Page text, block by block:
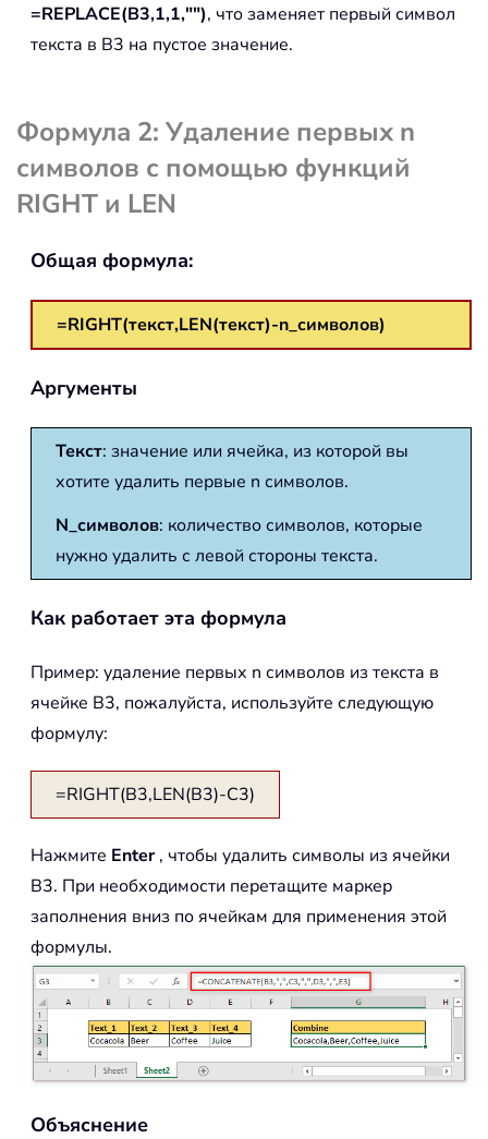
=REPLACE(B3,1,1,""), что заменяет первый символ
текста в B3 на пустое значение.
Формула 2: Удаление первых n
символов с помощью функций
RIGHT и LEN
Общая формула:
=RIGHT(текст,LEN(текст)-n_символов)
Аргументы
Текст: значение или ячейка, из которой вы
хотите удалить первые n символов.
N_символов: количество символов, которые
нужно удалить с левой стороны текста.
Как работает эта формула
Пример: удаление первых n символов из текста в
ячейке B3, пожалуйста, используйте следующую
формулу:
=RIGHT(B3,LEN(B3)-C3)
Нажмите Enter, чтобы удалить символы из ячейки
B3. При необходимости перетащите маркер
заполнения вниз по ячейкам для применения этой
формулы.
Объяснение